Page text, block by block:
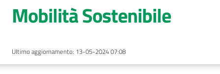
Servizi
Mobilità Sostenibile
Ultimo aggiornamento: 13-05-2024 07:08